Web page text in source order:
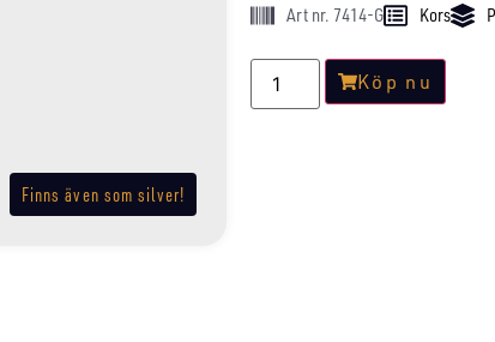
Finns även som silver!
Art nr. 7414-G Kors
Köp nu